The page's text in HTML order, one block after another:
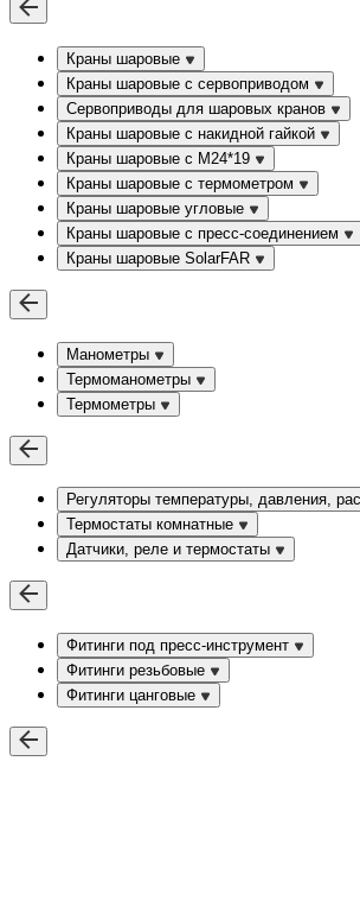
Краны шаровые
Краны шаровые с сервоприводом
Сервоприводы для шаровых кранов
Краны шаровые с накидной гайкой
Краны шаровые с М24*19
Краны шаровые с термометром
Краны шаровые угловые
Краны шаровые c пресс-соединением
Краны шаровые SolarFAR
Манометры
Термоманометры
Термометры
Регуляторы температуры, давления,
Термостаты комнатные
Датчики, реле и термостаты
Фитинги под пресс-инструмент
Фитинги резьбовые
Фитинги цанговые